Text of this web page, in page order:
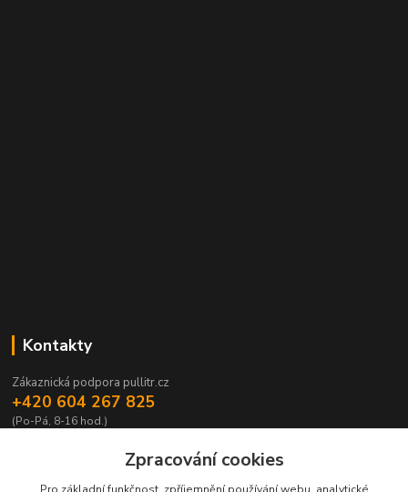
Kontakty
Zákaznická podpora pullitr.cz
+420 604 267 825
(Po-Pá, 8-16 hod.)
Zpracování cookies